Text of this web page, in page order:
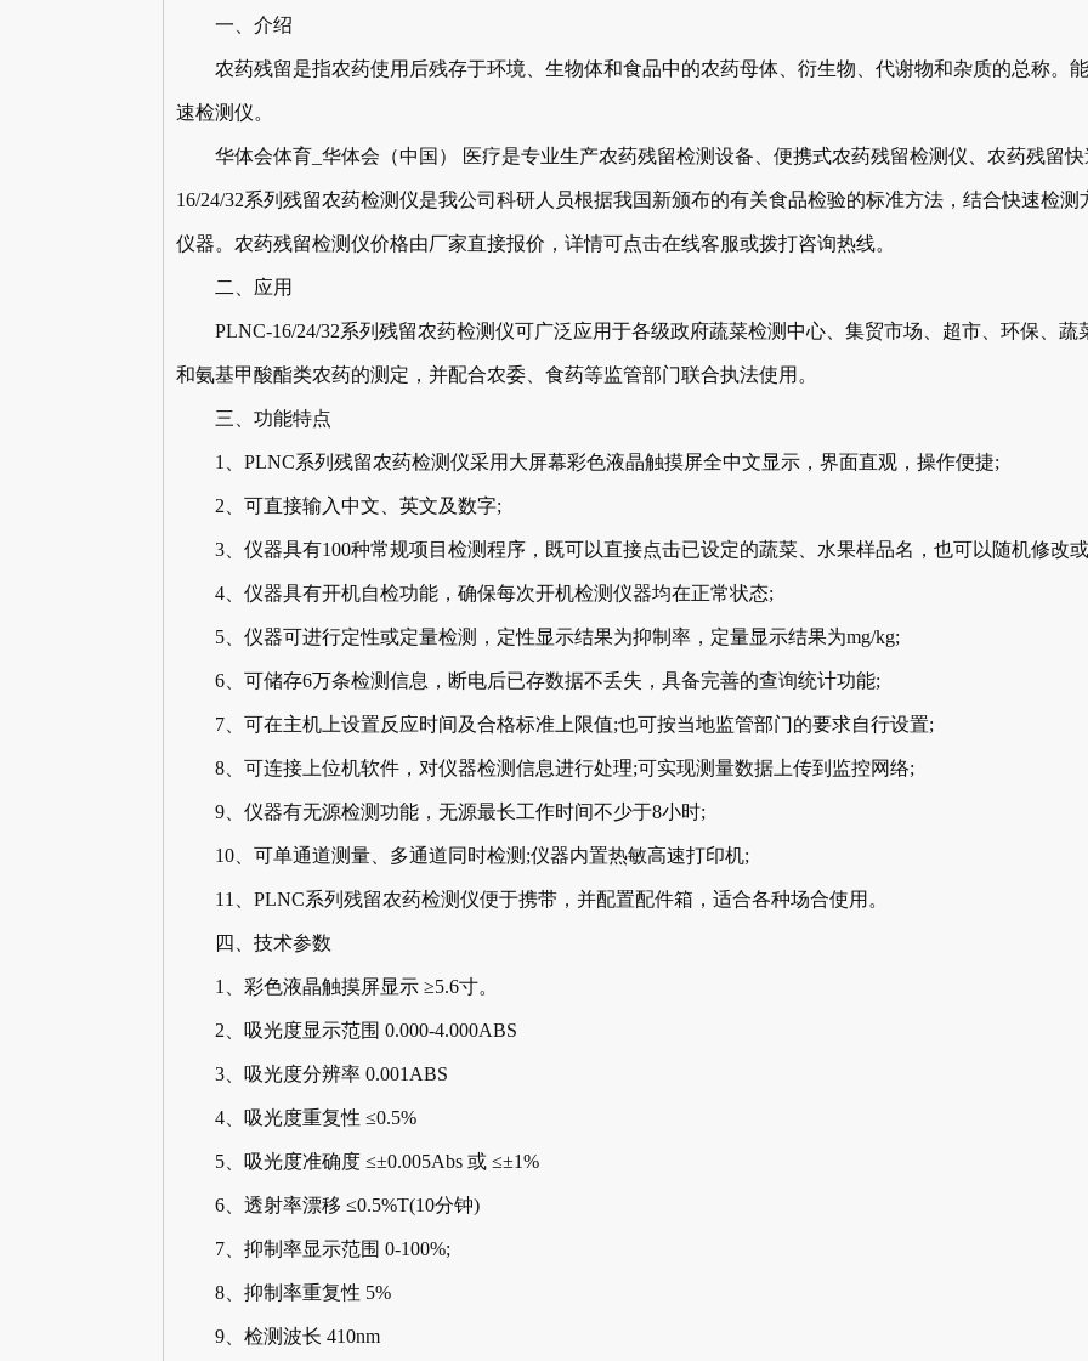
一、介绍
农药残留是指农药使用后残存于环境、生物体和食品中的农药母体、衍生物、代谢物和杂质的总称。
速检测仪。
华体会体育_华体会（中国） 医疗是专业生产农药残留检测设备、便携式农药残留检测仪、农药残留
16/24/32系列残留农药检测仪是我公司科研人员根据我国新颁布的有关食品检验的标准方法，结合快速检
仪器。农药残留检测仪价格由厂家直接报价，详情可点击在线客服或拨打咨询热线。
二、应用
PLNC-16/24/32系列残留农药检测仪可广泛应用于各级政府蔬菜检测中心、集贸市场、超市、环保、蔬
和氨基甲酸酯类农药的测定，并配合农委、食药等监管部门联合执法使用。
三、功能特点
1、PLNC系列残留农药检测仪采用大屏幕彩色液晶触摸屏全中文显示，界面直观，操作便捷;
2、可直接输入中文、英文及数字;
3、仪器具有100种常规项目检测程序，既可以直接点击已设定的蔬菜、水果样品名，也可以随机修改
4、仪器具有开机自检功能，确保每次开机检测仪器均在正常状态;
5、仪器可进行定性或定量检测，定性显示结果为抑制率，定量显示结果为mg/kg;
6、可储存6万条检测信息，断电后已存数据不丢失，具备完善的查询统计功能;
7、可在主机上设置反应时间及合格标准上限值;也可按当地监管部门的要求自行设置;
8、可连接上位机软件，对仪器检测信息进行处理;可实现测量数据上传到监控网络;
9、仪器有无源检测功能，无源最长工作时间不少于8小时;
10、可单通道测量、多通道同时检测;仪器内置热敏高速打印机;
11、PLNC系列残留农药检测仪便于携带，并配置配件箱，适合各种场合使用。
四、技术参数
1、彩色液晶触摸屏显示 ≥5.6寸。
2、吸光度显示范围 0.000-4.000ABS
3、吸光度分辨率 0.001ABS
4、吸光度重复性 ≤0.5%
5、吸光度准确度 ≤±0.005Abs 或 ≤±1%
6、透射率漂移 ≤0.5%T(10分钟)
7、抑制率显示范围 0-100%;
8、抑制率重复性 5%
9、检测波长 410nm